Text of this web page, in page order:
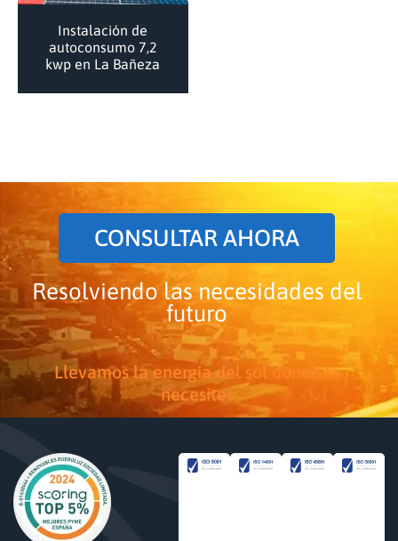
Instalación de
autoconsumo 7,2
kwp en La Bañeza
CONSULTAR AHORA
Resolviendo las necesidades del
futuro
Llevamos la energía del sol donde la
necesites